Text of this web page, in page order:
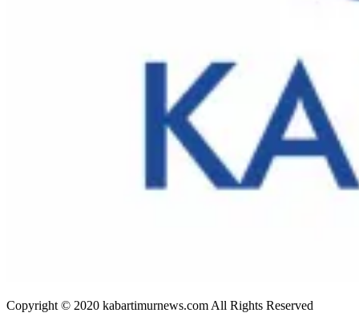
Copyright © 2020 kabartimurnews.com All Rights Reserved